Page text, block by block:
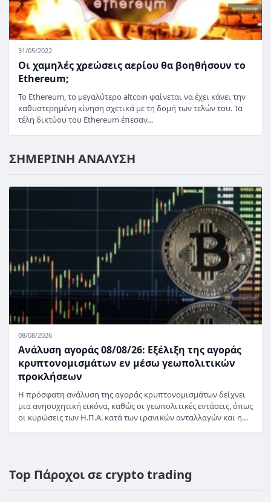
31/05/2022
Οι χαμηλές χρεώσεις αερίου θα βοηθήσουν το
Ethereum;
Το Ethereum, το μεγαλύτερο altcoin φαίνεται να έχει κάνει την
καθυστερημένη κίνηση σχετικά με τη δομή των τελών του. Τα
τέλη δικτύου του Ethereum έπεσαν…
ΣΗΜΕΡΙΝΗ ΑΝΑΛΥΣΗ
08/08/2026
Ανάλυση αγοράς 08/08/26: Εξέλιξη της αγοράς
κρυπτονομισμάτων εν μέσω γεωπολιτικών
προκλήσεων
Η πρόσφατη ανάλυση της αγοράς κρυπτονομισμάτων δείχνει
μια ανησυχητική εικόνα, καθώς οι γεωπολιτικές εντάσεις, όπως
οι κυρώσεις των Η.Π.Α. κατά των ιρανικών ανταλλαγών και η…
Top Πάροχοι σε crypto trading